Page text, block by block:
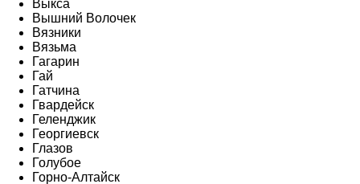
Выкса
Вышний Волочек
Вязники
Вязьма
Гагарин
Гай
Гатчина
Гвардейск
Геленджик
Георгиевск
Глазов
Голубое
Горно-Алтайск